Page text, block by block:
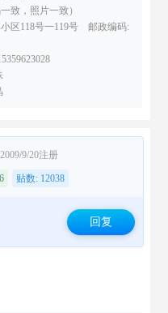
致，照片一致）
区118号一119号 邮政编码:
2009/9/20注册
贴数: 12038
回复